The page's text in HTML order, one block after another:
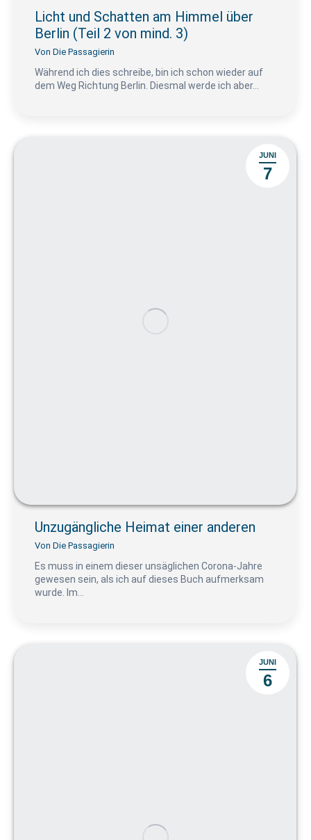
Licht und Schatten am Himmel über
Berlin (Teil 2 von mind. 3)
Von Die Passagierin
Während ich dies schreibe, bin ich schon wieder auf
dem Weg Richtung Berlin. Diesmal werde ich aber…
JUNI
7
Unzugängliche Heimat einer anderen
Von Die Passagierin
Es muss in einem dieser unsäglichen Corona-Jahre
gewesen sein, als ich auf dieses Buch aufmerksam
wurde. Im…
JUNI
6